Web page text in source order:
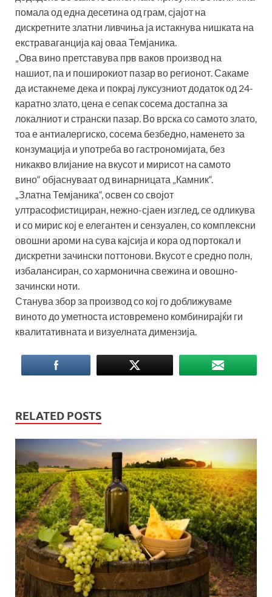
помала од една десетина од грам, сјајот на
дискретните златни ливчиња ја истакнува нишката на
екстраваганција кај оваа Темјаника.
„Ова вино претставува прв ваков производ на
нашиот, па и поширокиот пазар во регионот. Сакаме
да истакнеме дека и покрај луксузниот додаток од 24-
каратно злато, цена е сепак сосема достапна за
локалниот и странски пазар. Во врска со самото злато,
тоа е антиалергиско, сосема безбедно, наменето за
конзумација и употреба во гастрономијата, без
никакво влијание на вкусот и мирисот на самото
вино“ објаснуваат од винарницата „Камник“.
„Златна Темјаника“, освен со својот
ултрасофистициран, нежно-сјаен изглед, се одликува
и со мирис кој е елегантен и сензуален, со комплексни
овошни ароми на сува кајсија и кора од портокал и
дискретни зачински поттонови. Вкусот е средно полн,
избалансиран, со хармонична свежина и овошно-
зачински ноти.
Станува збор за производ со кој го доближуваме
виното до уметноста истовремено комбинирајќи ги
квалитативната и визуелната димензија.
RELATED POSTS